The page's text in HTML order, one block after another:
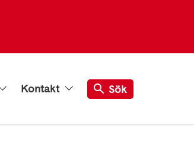
Kontakt Sök